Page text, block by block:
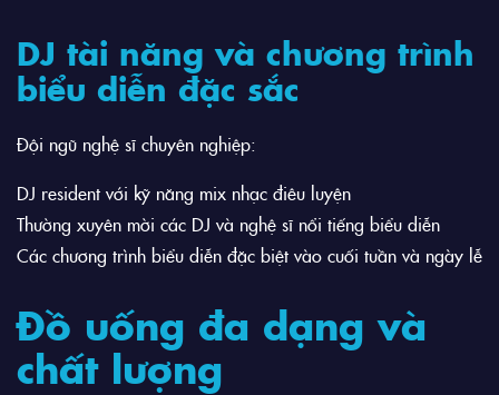
DJ tài năng và chương trình
biểu diễn đặc sắc
Đội ngũ nghệ sĩ chuyên nghiệp:
DJ resident với kỹ năng mix nhạc điêu luyện
Thường xuyên mời các DJ và nghệ sĩ nổi tiếng biểu diễn
Các chương trình biểu diễn đặc biệt vào cuối tuần và ngày lễ
Đồ uống đa dạng và
chất lượng